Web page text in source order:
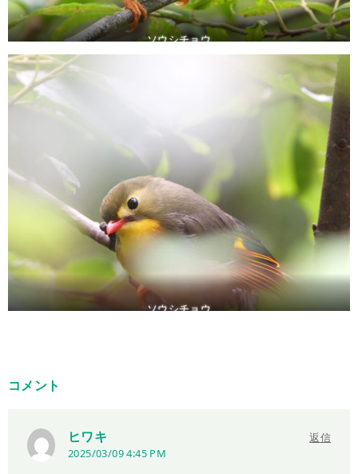
ソウシチョウ
ソウシチョウ
コメント
ヒワキ
2025/03/09 4:45 PM
返信